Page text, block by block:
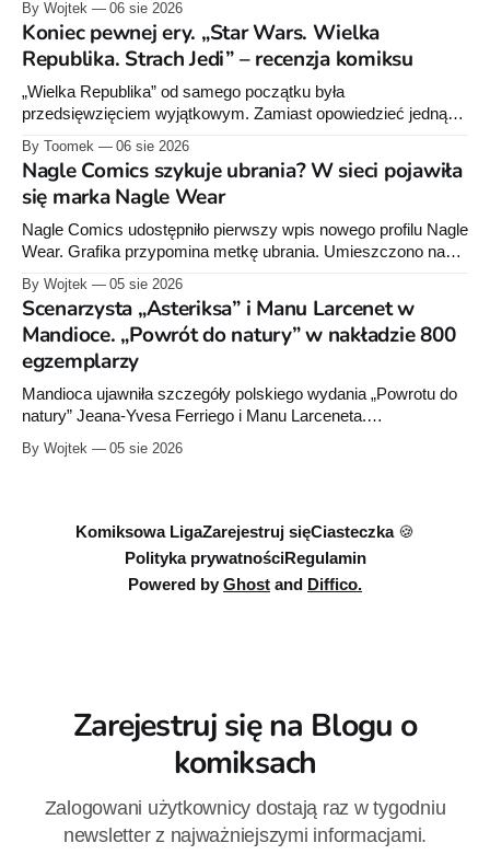
Ory’ego i Catel.
By Wojtek 06 sie 2026
Koniec pewnej ery. „Star Wars. Wielka
Republika. Strach Jedi” – recenzja komiksu
„Wielka Republika” od samego początku była
przedsięwzięciem wyjątkowym. Zamiast opowiedzieć jedną
zdecydował się stworzyć rozbudowany projekt wydawniczy
obejmujący powieści dla dorosłych, młodzieży i młodszych
czytelników, komiksy Marvela i Dark Horse'a, słuchowiska
oraz opowiadania. Wszystkie te elementy wzajemnie się
uzupełniają, tworząc
By Toomek 06 sie 2026
Nagle Comics szykuje ubrania? W sieci pojawiła
się marka Nagle Wear
Nagle Comics udostępniło pierwszy wpis nowego profilu Nagle
Wear. Grafika przypomina metkę ubrania. Umieszczono na
dotyczące prania. Powstała też osobna domena internetowa
pod nazwą marki.
By Wojtek 05 sie 2026
Scenarzysta „Asteriksa” i Manu Larcenet w
Mandioce. „Powrót do natury” w nakładzie 800
egzemplarzy
Mandioca ujawniła szczegóły polskiego wydania „Powrotu do
natury” Jeana-Yvesa Ferriego i Manu Larceneta.
290 stron.
By Wojtek 05 sie 2026
Komiksowa LigaZarejestruj sięCiasteczka 🍪
Polityka prywatnościRegulamin
Powered by Ghost and Diffico.
Zarejestruj się na Blogu o
komiksach
Zalogowani użytkownicy dostają raz w tygodniu
newsletter z najważniejszymi informacjami.